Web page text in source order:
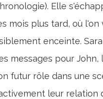
Elle
mois plus tard, où l'on
enceinte.
messages pour John,
futur rôle dans une
leur relation